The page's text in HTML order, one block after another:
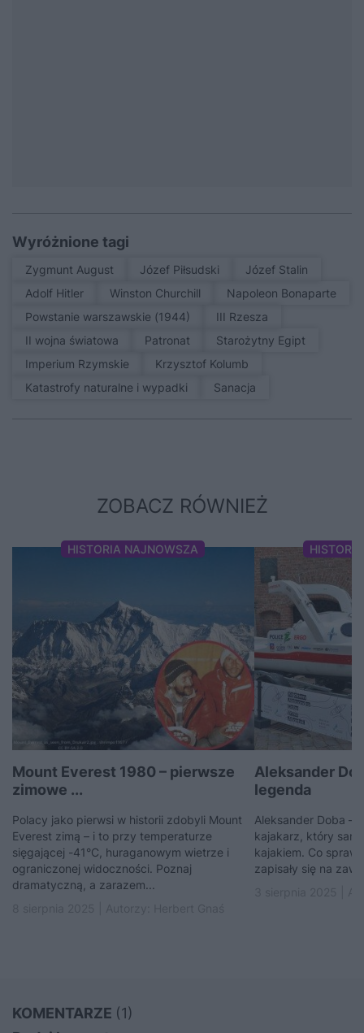
Wyróżnione tagi
Zygmunt August Józef Piłsudski
Józef Stalin
Adolf Hitler
Winston Churchill
Napoleon Bonaparte
Powstanie warszawskie (1944)
III Rzesza
II wojna światowa
patronat
Starożytny Egipt
Imperium Rzymskie
Krzysztof Kolumb
Katastrofy naturalne i wypadki
sanacja
ZOBACZ RÓWNIEŻ
HISTORIA NAJNOWSZA
Mount Everest 1980 – pierwsze
zimowe ...
Polacy jako pierwsi w historii zdobyli Mount
Everest zimą – i to przy temperaturze
sięgającej -41°C, huraganowym wietrze i
ograniczonej widoczności. Poznaj
dramatyczną, a zarazem...
Aleksander
legenda
Aleksander Doba –
kajakarz, który
kajakiem. Co
zapisały się na
KOMENTARZE (1)